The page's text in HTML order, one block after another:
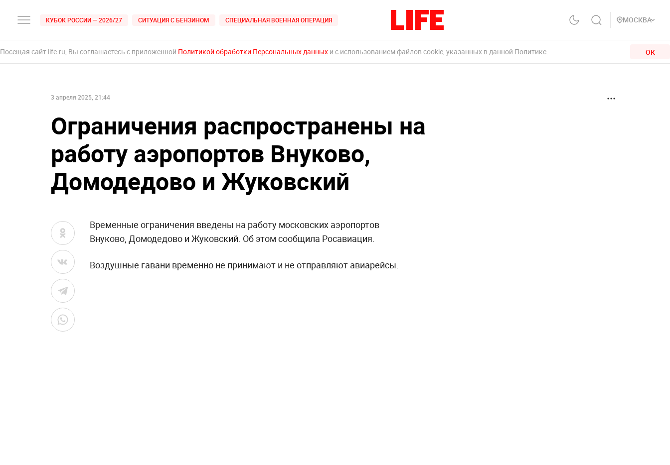
КУБОК РОССИИ — 2026/27 СИТУАЦИЯ С БЕНЗИНОМ СПЕЦИАЛЬНАЯ ВОЕННАЯ ОПЕРАЦИЯ МОСКВА
Посещая сайт life.ru, Вы соглашаетесь с приложенной Политикой обработки Персональных данных и с использованием файлов cookie, указанных в данной Политике. ОК
3 апреля 2025, 21:44
Ограничения распространены на
работу аэропортов Внуково,
Домодедово и Жуковский
Временные ограничения введены на работу московских аэропортов
Внуково, Домодедово и Жуковский. Об этом сообщила Росавиация.
Воздушные гавани временно не принимают и не отправляют авиарейсы.